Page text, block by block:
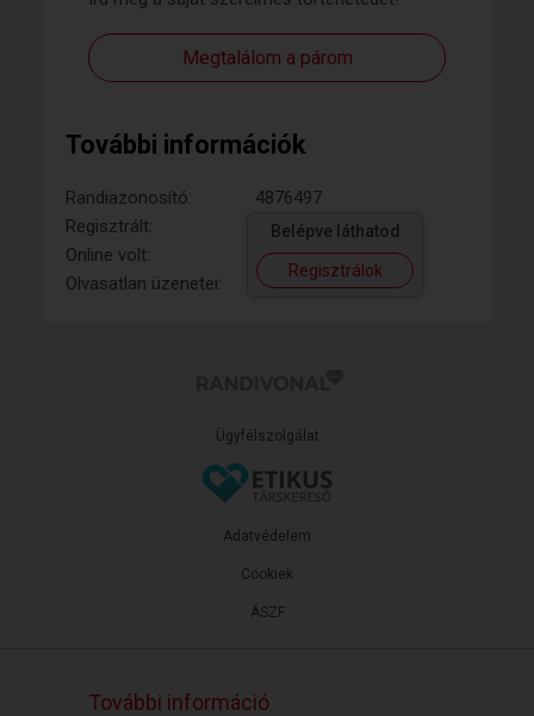
Megtalálom a párom
További információk
Randiazonosító:
4876497
Regisztrált:
Online volt:
Olvasatlan üzenetei:
Belépve láthatod
Regisztrálok
Ügyfélszolgálat
ÁSZF
Adatvédelem
Cookiek
További információ